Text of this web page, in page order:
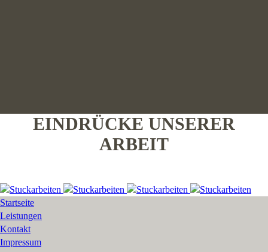
EINDRÜCKE UNSERER
ARBEIT
Startseite
Leistungen
Kontakt
Impressum